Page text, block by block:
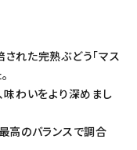
れた完熟ぶどう「マス
味わいをより深めまし
高のバランスで調合